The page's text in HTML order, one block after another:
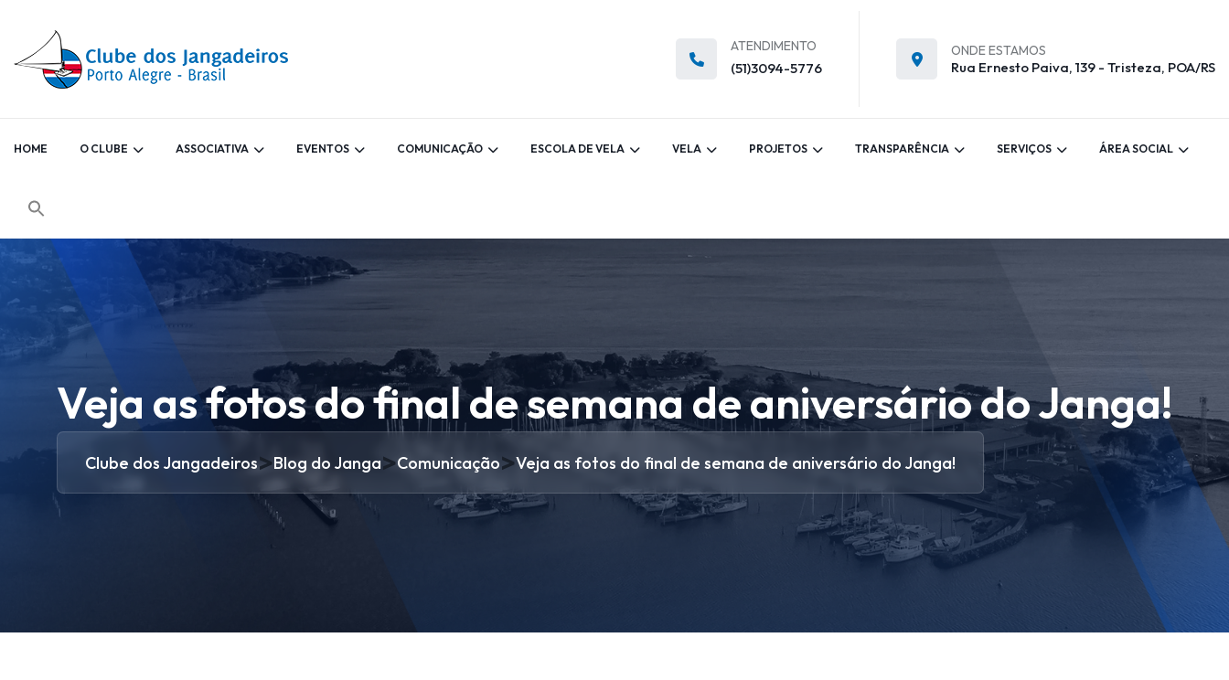
ATENDIMENTO
(51)3094-5776
ONDE ESTAMOS
Rua Ernesto Paiva, 139 - Tristeza, POA/RS
HOME O CLUBE ASSOCIATIVA EVENTOS COMUNICAÇÃO ESCOLA DE VELA VELA PROJETOS TRANSPARÊNCIA SERVIÇOS ÁREA SOCIAL
Veja as fotos do final de semana de aniversário do Janga!
Clube dos Jangadeiros>Blog do Janga>Comunicação>Veja as fotos do final de semana de aniversário do Janga!